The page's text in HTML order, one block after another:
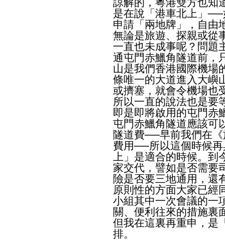
是在說「港車北上」
申請「兩地牌」，自由
無論是旅遊、探親或從
一直也未成事呢？問題
通屯門赤鱲角隧道前，
山是我們香港國際機場
條唯一的大道進入大嶼
或擠塞，就會令機場也
所以一直的說法也是要
即是即將啟用的屯門赤
屯門赤鱲角隧道應該可
隧道費──早前我們在
費用──所以這個時候
上」是適合的時候。
家交代，譬如是否需要
險是否要三地通用，還
原則性的方面大家已經
小組其中一次會議的一
關、便利往來的措施裏
但我在這裏再重申，是
排。